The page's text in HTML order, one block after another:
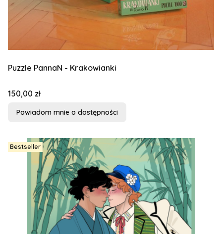
Puzzle PannaN - Krakowianki
Cena
150,00 zł
Powiadom mnie o dostępności
Bestseller